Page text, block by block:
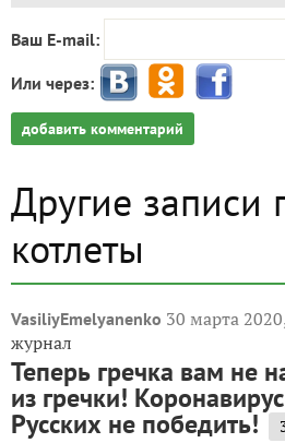
Ваш E-mail:
Или через:
добавить комментарий
Другие записи
котлеты
VasiliyEmelyanenko 30 марта
журнал
Теперь гречка вам не
из гречки!
Русских не победить!